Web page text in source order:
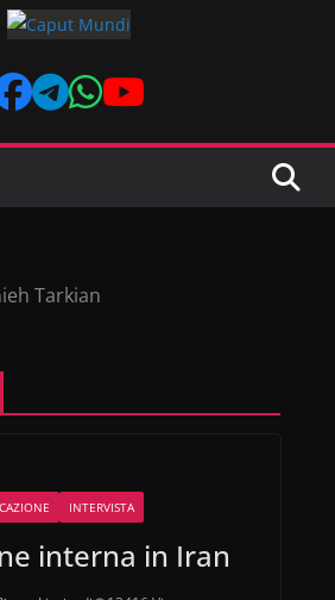
Tarkian
INTERVISTA
interna in Iran